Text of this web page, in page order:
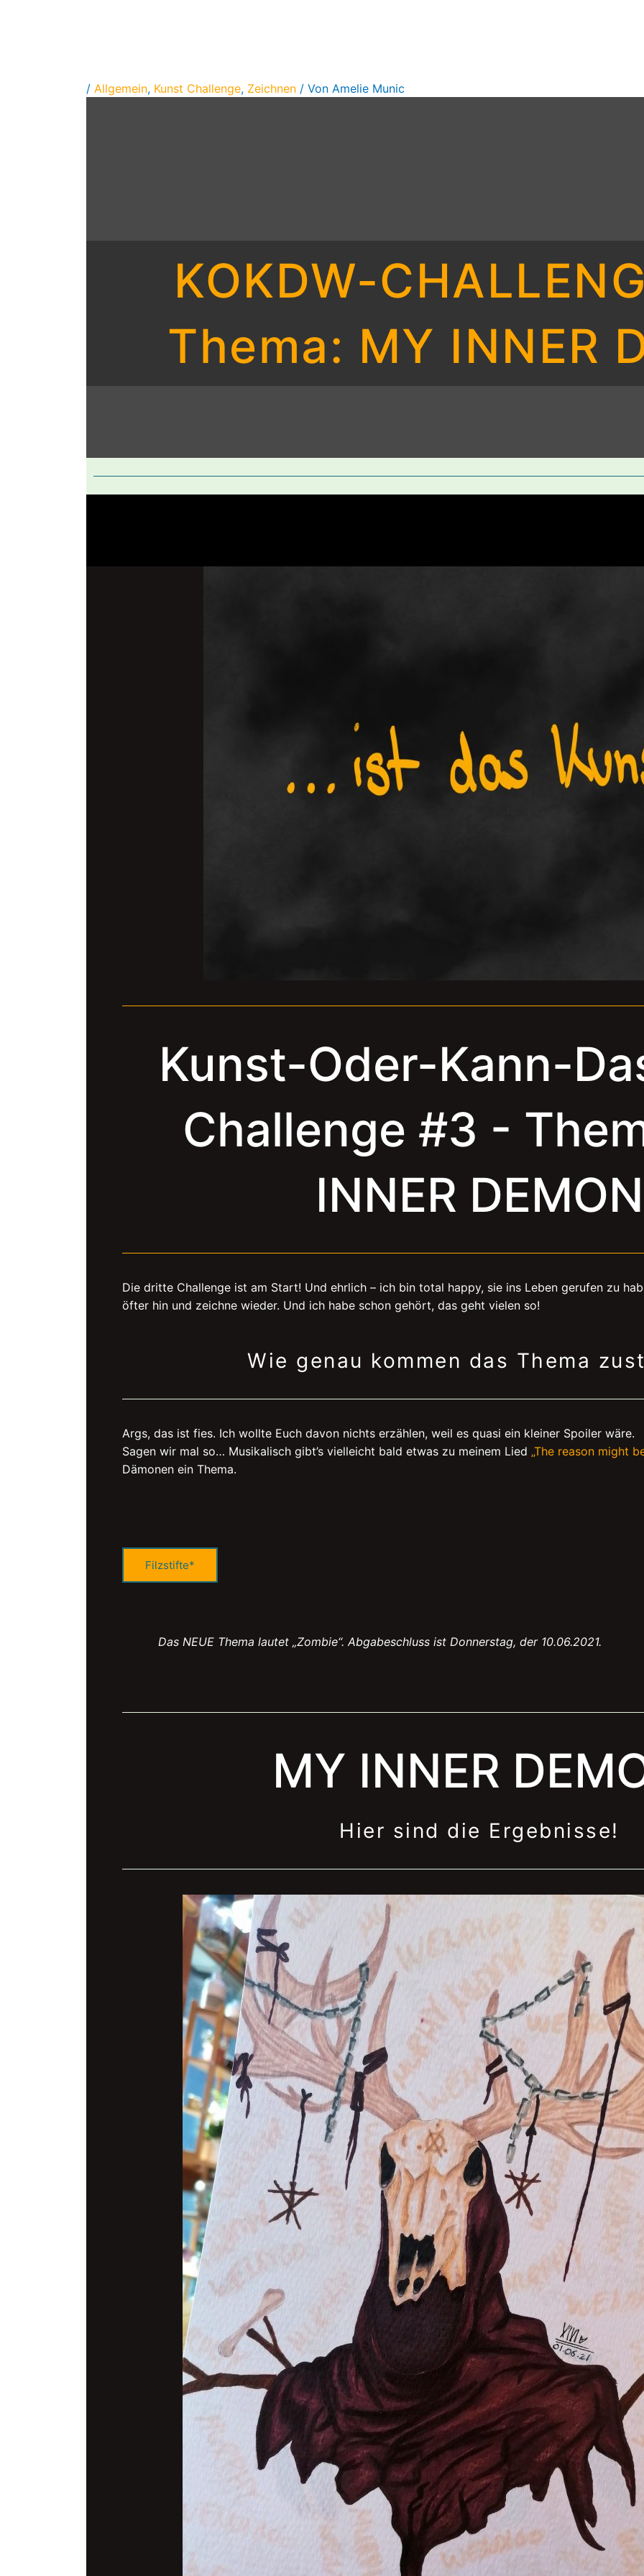
/ Allgemein, Kunst Challenge, Zeichnen / Von Amelie Munic
KOKDW-
Thema: MY INNER
Kunst-Oder-Kann-
Challenge #3 -
INNER DEMON
Die dritte Challenge ist am Start! Und ehrlich – ich bin total happy, sie ins Leben gerufen zu
öfter hin und zeichne wieder. Und ich habe schon gehört, das geht vielen so!
Wie genau kommen das Thema
Args, das ist fies. Ich wollte Euch davon nichts erzählen, weil es quasi ein kleiner Spoiler wäre.
Sagen wir mal so… Musikalisch gibt’s vielleicht bald etwas zu meinem Lied „The reason might
Dämonen ein Thema.
Filzstifte*
Das NEUE Thema lautet „Zombie“. Abgabeschluss ist Donnerstag, der 10.06.2021.
MY INNER
Hier sind die Ergebnisse!